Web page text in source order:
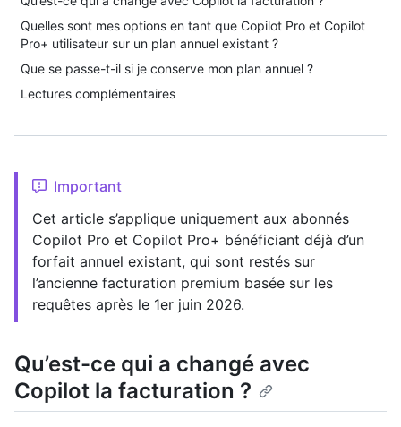
Quelles sont mes options en tant que Copilot Pro et Copilot
Pro+ utilisateur sur un plan annuel existant ?
Que se passe-t-il si je conserve mon plan annuel ?
Lectures complémentaires
Important
Cet article s’applique uniquement aux abonnés
Copilot Pro et Copilot Pro+ bénéficiant déjà d’un
forfait annuel existant, qui sont restés sur
l’ancienne facturation premium basée sur les
requêtes après le 1er juin 2026.
Qu’est-ce qui a changé avec
Copilot la facturation ?